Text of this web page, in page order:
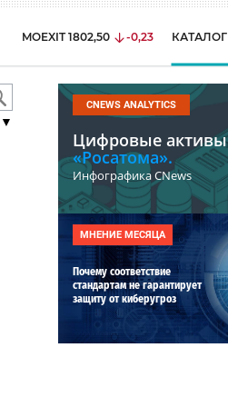
MOEXIT 1802,50 -0,23 КАТАЛОГ
CNEWS ANALYTICS
Цифровые активы
«Росатома».
Инфографика CNews
МНЕНИЕ МЕСЯЦА
Почему соответствие
стандартам не гарантирует
защиту от киберугроз